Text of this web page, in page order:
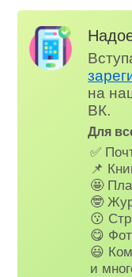
на
ВК.
Для
✅
📌
🤩
🤓
😗
😋
😃
и